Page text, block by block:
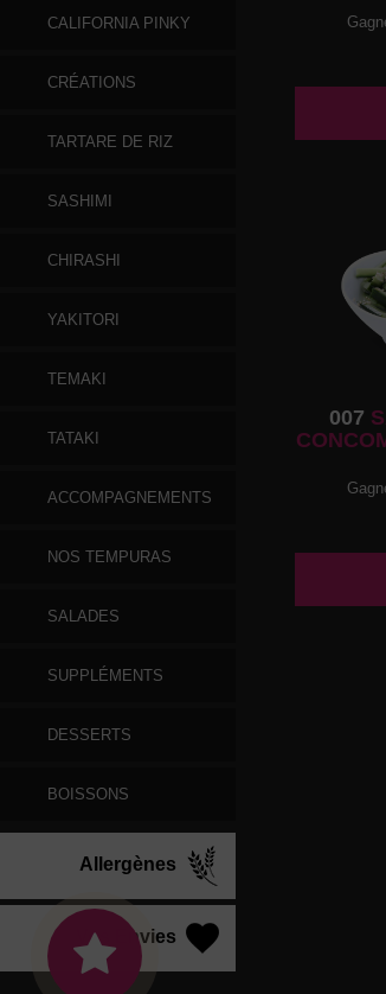
CALIFORNIA PINKY
CRÉATIONS
TARTARE DE RIZ
SASHIMI
CHIRASHI
YAKITORI
TEMAKI
TATAKI
ACCOMPAGNEMENTS
NOS TEMPURAS
SALADES
SUPPLÉMENTS
DESSERTS
BOISSONS
Allergènes
Vos Envies
007